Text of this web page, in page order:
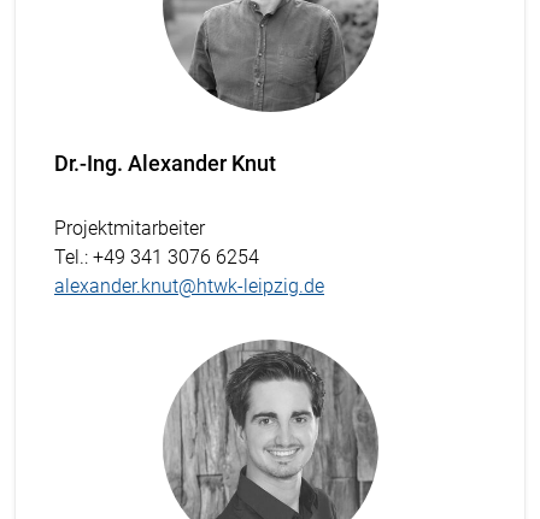
Dr.-Ing. Alexander Knut
Projektmitarbeiter
Tel.: +49 341 3076 6254
alexander.knut@htwk-leipzig.de